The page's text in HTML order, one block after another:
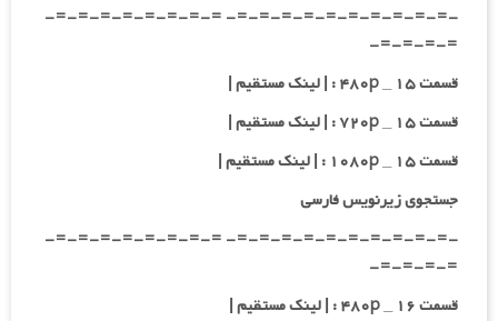
-=-=-=-=-=-=-=-=-=-=- =-=-=-=-=-=-=-=-
=-=-=-=-
قسمت ۱۵ _ ۴۸۰p : | لینک مستقیم |
قسمت ۱۵ _ ۷۲۰p : | لینک مستقیم |
قسمت ۱۵ _ ۱۰۸۰p : | لینک مستقیم |
جستجوی زیرنویس فارسی
-=-=-=-=-=-=-=-=-=-=- =-=-=-=-=-=-=-=-
=-=-=-=-
قسمت ۱۶ _ ۴۸۰p : | لینک مستقیم |